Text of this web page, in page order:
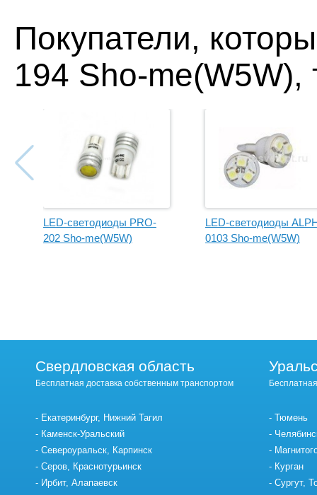
Покупатели,
194 Sho-me(W5W),
LED-светодиоды PRO-
202 Sho-me(W5W)
LED-светодиоды
0103 Sho-me(W5W)
Свердловская область
Бесплатная доставка собственным транспортом
Екатеринбург, Нижний Тагил
Каменск-Уральский
Североуральск, Карпинск
Серов, Краснотурьинск
Ирбит, Алапаевск
Тюмень
Курган
Сургут,